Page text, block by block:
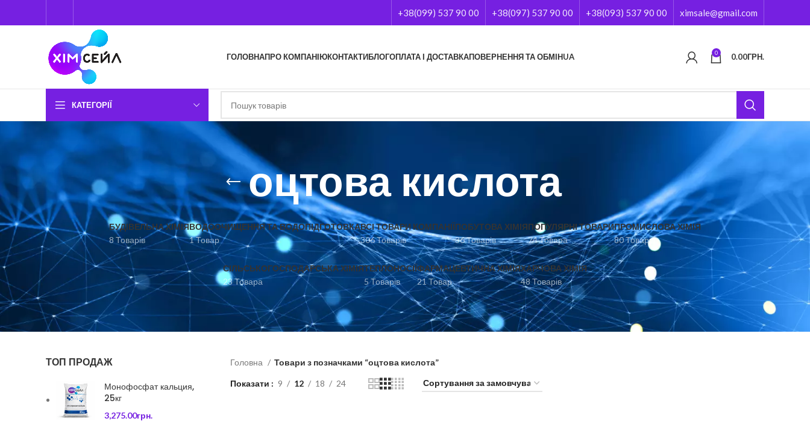
+38(099) 537 90 00 +38(097) 537 90 00 +38(093) 537 90 00 ximsale@gmail.com
ГОЛОВНАПРО КОМПАНІЮКОНТАКТИБЛОГОПЛАТА І ДОСТАВКАПОВЕРНЕННЯ ТА ОБМІНUA 0 0.00ГРН.
КАТЕГОРІЇ
оцтова кислота
БУДІВЕЛЬНА ХІМІЯ
8 Товарів
ВОДООЧИЩЕННЯ ТА ВОДОПІДГОТОВКА
1 Товар
ВСІ ТОВАРИ КОМПАНІЇ
306 Товарів
ПОБУТОВА ХІМІЯ
36 Товарів
ПОПУЛЯРНІ ТОВАРИ
74 Товара
ПРОМИСЛОВА ХІМІЯ
80 Товарів
СІЛЬСЬКОГОСПОДАРСЬКА ХІМІЯ
23 Товара
ТЕПЛОНОСІЇ
5 Товарів
ФАРМАЦЕВТИЧНА ХІМІЯ
21 Товар
ХАРЧОВА ХІМІЯ
48 Товарів
ТОП ПРОДАЖ
Монофосфат кальция,
25кг
3,275.00грн.
Головна Товари з позначками “оцтова кислота”
Показати 9 12 18 24